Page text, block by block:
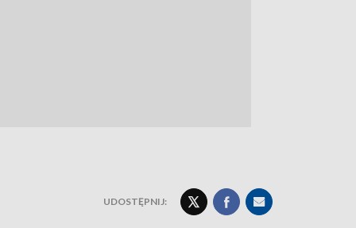
UDOSTĘPNIJ: